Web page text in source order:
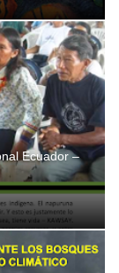
Ecuador –